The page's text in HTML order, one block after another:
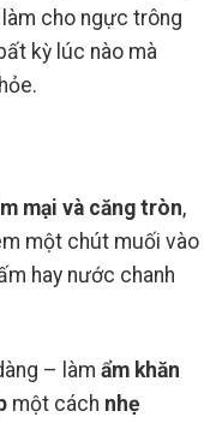
cho ngực trông
kỳ lúc nào mà
mại và căng tròn,
một chút muối vào
hay nước chanh
– làm ẩm khăn
một cách nhẹ